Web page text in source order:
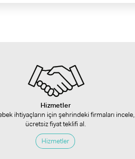
Hizmetler
ihtiyaçların için şehrindeki firmaları incele,
ücretsiz fiyat teklifi al.
Hizmetler